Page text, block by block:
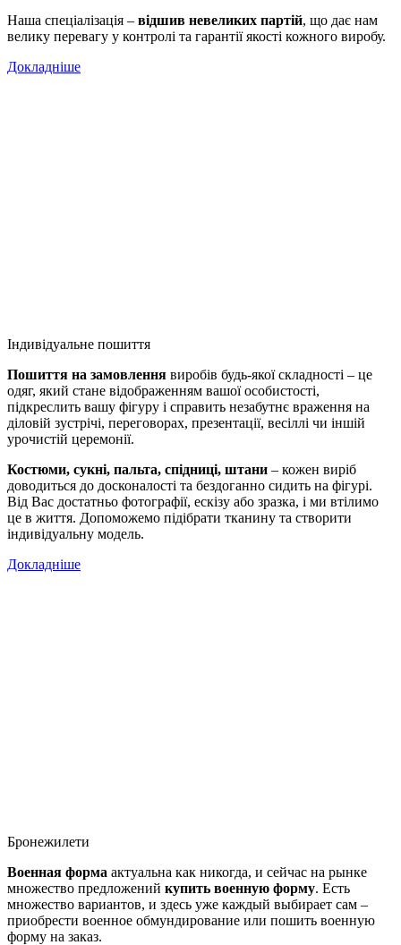
Наша спеціалізація – відшив невеликих партій, що дає нам
велику перевагу у контролі та гарантії якості кожного виробу.
Докладніше
Індивідуальне пошиття
Пошиття на замовлення виробів будь-якої складності – це
одяг, який стане відображенням вашої особистості,
підкреслить вашу фігуру і справить незабутнє враження на
діловій зустрічі, переговорах, презентації, весіллі чи іншій
урочистій церемонії.
Костюми, сукні, пальта, спідниці, штани – кожен виріб
доводиться до досконалості та бездоганно сидить на фігурі.
Від Вас достатньо фотографії, ескізу або зразка, і ми втілимо
це в життя. Допоможемо підібрати тканину та створити
індивідуальну модель.
Докладніше
Бронежилети
Военная форма актуальна как никогда, и сейчас на рынке
множество предложений купить военную форму. Есть
множество вариантов, и здесь уже каждый выбирает сам –
приобрести военное обмундирование или пошить военную
форму на заказ.